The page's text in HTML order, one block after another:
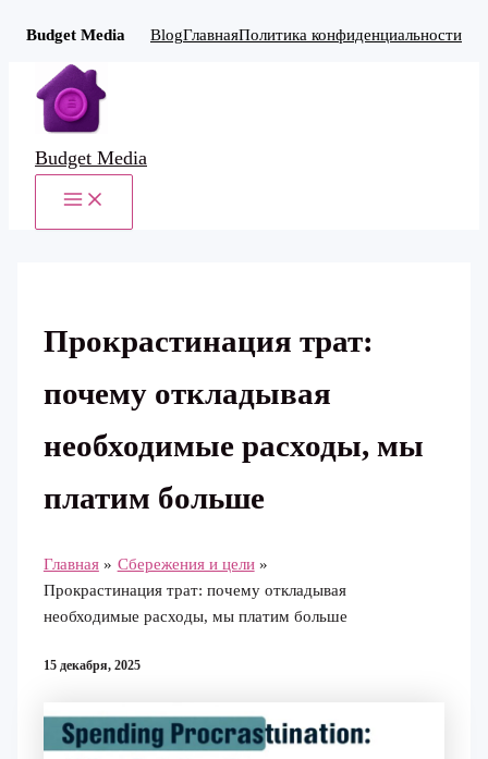
Budget Media BlogГлавнаяПолитика конфиденциальности
Перейти
содержимому
Budget Media
MAIN
Прокрастинация трат:
почему откладывая
необходимые расходы, мы
платим больше
Главная
Сбережения и цели
Прокрастинация трат: почему откладывая
необходимые расходы, мы платим больше
15 декабря, 2025